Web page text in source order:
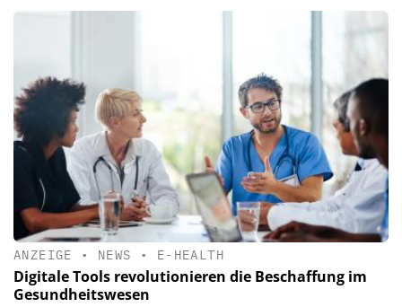
ANZEIGE • NEWS • E-HEALTH
Digitale Tools revolutionieren die Beschaffung im
Gesundheitswesen